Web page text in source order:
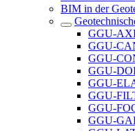
BIM in der
GGU-
GGU-
GGU-
GGU-
GGU-
GGU-
GGU-
GGU-